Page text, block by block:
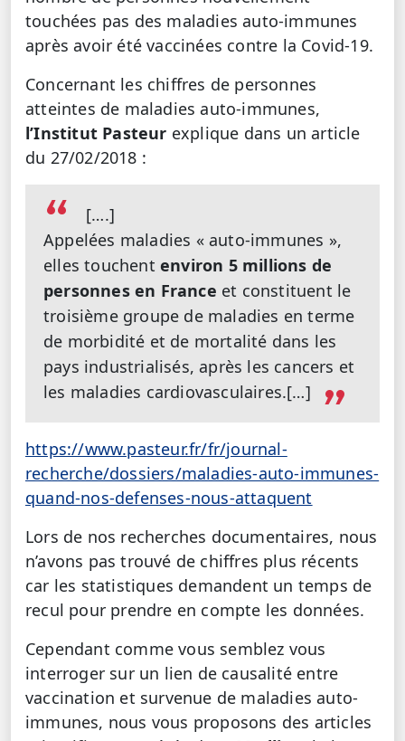
touchées pas des maladies auto-immunes
après avoir été vaccinées contre la Covid-19.
Concernant les chiffres de personnes
atteintes de maladies auto-immunes,
l’Institut Pasteur explique dans un article
du 27/02/2018 :
[….]
Appelées maladies « auto-immunes »,
elles touchent environ 5 millions de
personnes en France et constituent le
troisième groupe de maladies en terme
de morbidité et de mortalité dans les
pays industrialisés, après les cancers et
les maladies cardiovasculaires.[…]
https://www.pasteur.fr/fr/journal-
recherche/dossiers/maladies-auto-immunes-
quand-nos-defenses-nous-attaquent
Lors de nos recherches documentaires, nous
n’avons pas trouvé de chiffres plus récents
car les statistiques demandent un temps de
recul pour prendre en compte les données.
Cependant comme vous semblez vous
interroger sur un lien de causalité entre
vaccination et survenue de maladies auto-
immunes, nous vous proposons des articles